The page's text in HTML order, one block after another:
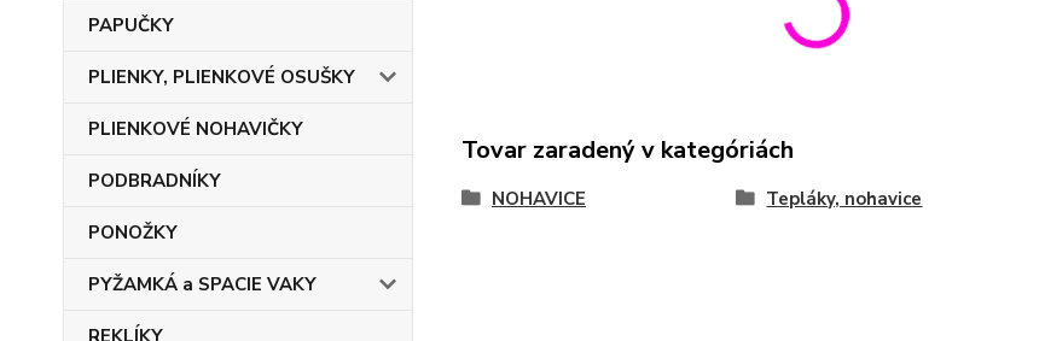
PAPUČKY
PLIENKY, PLIENKOVÉ OSUŠKY
PLIENKOVÉ NOHAVIČKY
PODBRADNÍKY
PONOŽKY
PYŽAMKÁ a SPACIE VAKY
REKLÍKY
Tovar zaradený v kategóriách
NOHAVICE Tepláky, nohavice